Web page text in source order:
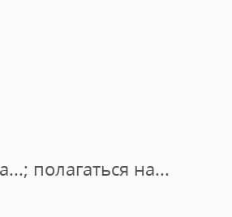
полагаться на...